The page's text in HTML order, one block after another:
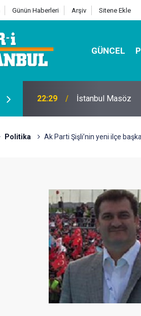
Günün Haberleri Arşiv Sitene Ekle
GÜNCEL
07:32 Kutu Sihirbazı ile
Politika Ak Parti Şişli’nin yeni ilçe